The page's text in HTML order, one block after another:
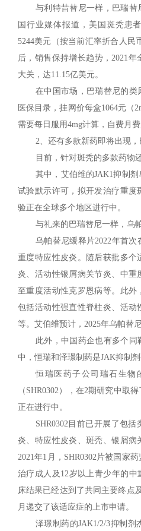
与利特昔替尼一样，巴瑞替
国行业媒体报道，美国斑秃患
5244美元（按当前汇率折合人民
后，销售保持增长趋势，2021
大关，达11.15亿美元。
在中国市场，巴瑞替尼的类
医保目录，挂网价每盒1064元（
需要每日服用4mg计算，自费月费
2、还有多款新药即将出现
目前，针对斑秃的多款药物
其中，艾伯维的JAK1抑制
试验默示许可，拟开发治疗重度
验正在全球多个地区进行中。
与礼来的巴瑞替尼一样，乌
乌帕替尼缓释片2022年首
重度特应性皮炎。随后获批多个
炎、活动性银屑病关节炎、中重
至重度活动性克罗恩病等。此
包括活动性强直性脊柱炎、活动
等。艾伯维预计，2025年乌帕替
此外，中国药企也有多个
中，恒瑞和泽璟制药是JAK抑制
恒瑞医药子公司瑞石生物
（SHR0302），在2期研究中取
正在进行中。
SHR0302目前已开展了包
炎、特应性皮炎、斑秃、银屑病
2021年1月，SHR0302片被国家
治疗成人及12岁以上青少年的
床结果已经达到了共同主要终点
月递交了该适应症的上市申请。
泽璟制药的JAK1/2/3抑制